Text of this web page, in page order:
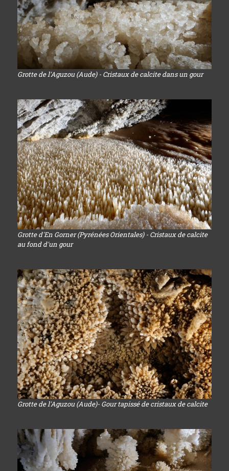
Grotte de l'Aguzou (Aude) - Cristaux de calcite dans un gour
Grotte d'En Gorner (Pyrénées Orientales) - Cristaux de calcite
au fond d'un gour
Grotte de l'Aguzou (Aude)- Gour tapissé de cristaux de calcite